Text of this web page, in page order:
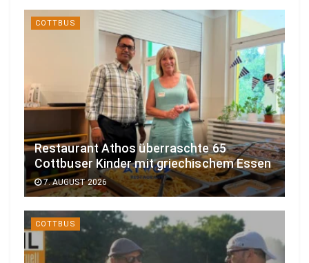
COTTBUS
Restaurant Athos überraschte 65
Cottbuser Kinder mit griechischem Essen
7. AUGUST 2026
COTTBUS